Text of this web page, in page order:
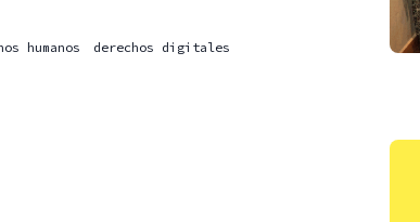
humanos
derechos digitales